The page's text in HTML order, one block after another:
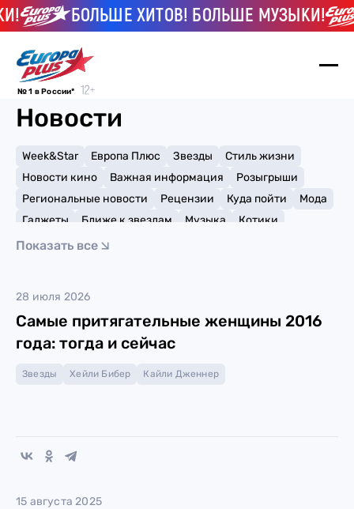
БОЛЬШЕ ХИТОВ! БОЛЬШЕ МУЗЫКИ!
№ 1 в России*
Новости
Week&Star Европа Плюс Звезды
Стиль жизни
Новости кино
Важная информация
Розыгрыши
Региональные новости
Рецензии Куда пойти
Мода
Гаджеты
Ближе к звездам Музыка
Котики
Мемы и тренды
Показать все
28 июля 2026
Самые притягательные женщины 2016
года: тогда и сейчас
Звезды Хейли Бибер Кайли Дженнер
15 августа 2025